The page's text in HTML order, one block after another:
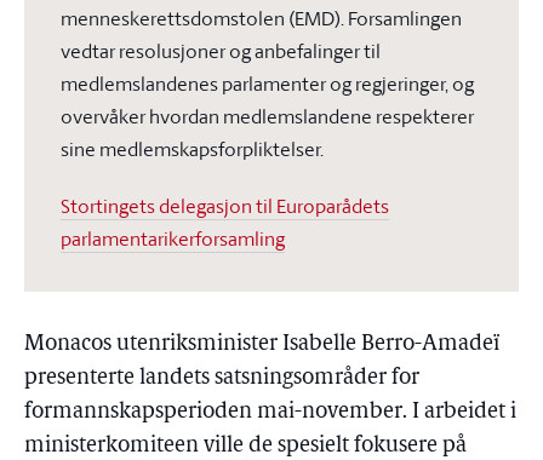
menneskerettsdomstolen (EMD). Forsamlingen
vedtar resolusjoner og anbefalinger til
medlemslandenes parlamenter og regjeringer, og
overvåker hvordan medlemslandene respekterer
sine medlemskapsforpliktelser.
Stortingets delegasjon til Europarådets
parlamentarikerforsamling
Monacos utenriksminister Isabelle Berro-Amadeï
presenterte landets satsningsområder for
formannskapsperioden mai-november. I arbeidet i
ministerkomiteen ville de spesielt fokusere på